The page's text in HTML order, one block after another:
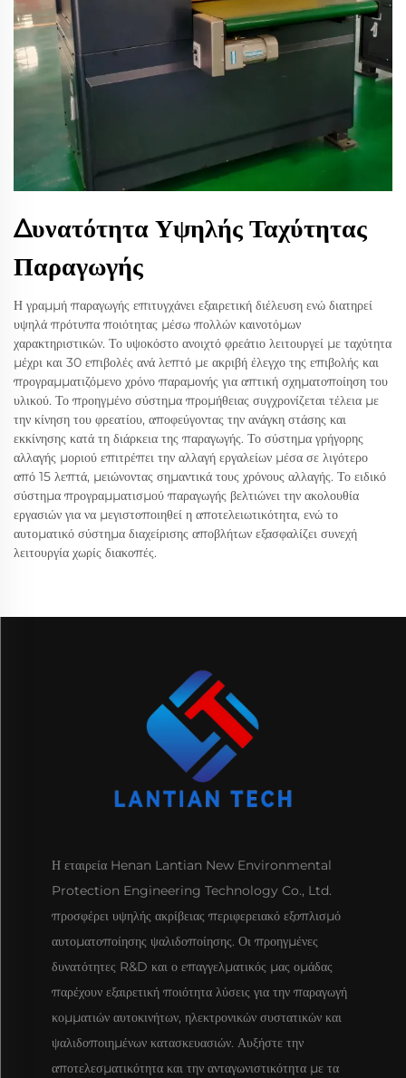
Δυνατότητα Υψηλής Ταχύτητας
Παραγωγής
Η γραμμή παραγωγής επιτυγχάνει εξαιρετική διέλευση ενώ διατηρεί
υψηλά πρότυπα ποιότητας μέσω πολλών καινοτόμων
χαρακτηριστικών. Το υψοκόστο ανοιχτό φρεάτιο λειτουργεί με ταχύτητα
μέχρι και 30 επιβολές ανά λεπτό με ακριβή έλεγχο της επιβολής και
προγραμματιζόμενο χρόνο παραμονής για απτική σχηματοποίηση του
υλικού. Το προηγμένο σύστημα προμήθειας συγχρονίζεται τέλεια με
την κίνηση του φρεατίου, αποφεύγοντας την ανάγκη στάσης και
εκκίνησης κατά τη διάρκεια της παραγωγής. Το σύστημα γρήγορης
αλλαγής μοριού επιτρέπει την αλλαγή εργαλείων μέσα σε λιγότερο
από 15 λεπτά, μειώνοντας σημαντικά τους χρόνους αλλαγής. Το ειδικό
σύστημα προγραμματισμού παραγωγής βελτιώνει την ακολουθία
εργασιών για να μεγιστοποιηθεί η αποτελειωτικότητα, ενώ το
αυτοματικό σύστημα διαχείρισης αποβλήτων εξασφαλίζει συνεχή
λειτουργία χωρίς διακοπές.
Η εταιρεία Henan Lantian New Environmental
Protection Engineering Technology Co., Ltd.
προσφέρει υψηλής ακρίβειας περιφερειακό εξοπλισμό
αυτοματοποίησης ψαλιδοποίησης. Οι προηγμένες
δυνατότητες R&D και ο επαγγελματικός μας ομάδας
παρέχουν εξαιρετική ποιότητα λύσεις για την παραγωγή
κομματιών αυτοκινήτων, ηλεκτρονικών συστατικών και
ψαλιδοποιημένων κατασκευασιών. Αυξήστε την
αποτελεσματικότητα και την ανταγωνιστικότητα με τα